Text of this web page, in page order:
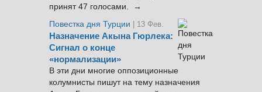
принят 47 голосами. →
Повестка дня Турции
| 13 Фев.
Назначение Акына Гюрлека:
Сигнал о конце
«нормализации»
В эти дни многие оппозиционные
колумнисты пишут на тему назначения